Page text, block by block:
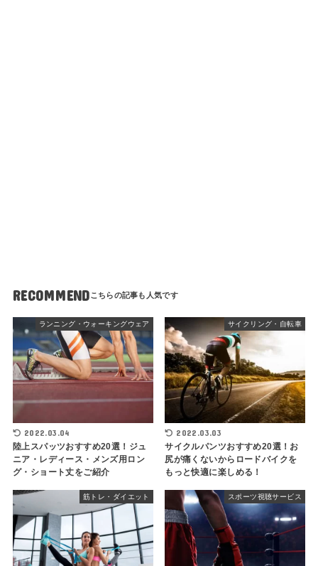
RECOMMEND
ランニング・ウォーキングウェア
2022.03.04
陸上スパッツおすすめ20選！ジュ
ニア・レディース・メンズ用ロン
グ・ショート丈をご紹介
サイクリング・自転車
2022.03.03
サイクルパンツおすすめ20選！お
尻が痛くないからロードバイクを
もっと快適に楽しめる！
筋トレ・ダイエット スポーツ視聴サービス